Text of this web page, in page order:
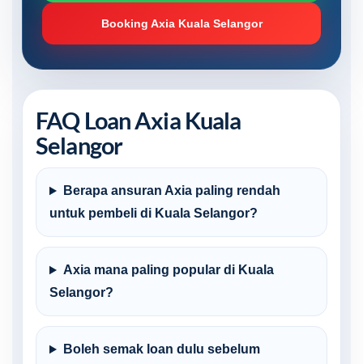
Booking Axia Kuala Selangor
FAQ Loan Axia Kuala
Selangor
Berapa ansuran Axia paling rendah
untuk pembeli di Kuala Selangor?
Axia mana paling popular di Kuala
Selangor?
Boleh semak loan dulu sebelum